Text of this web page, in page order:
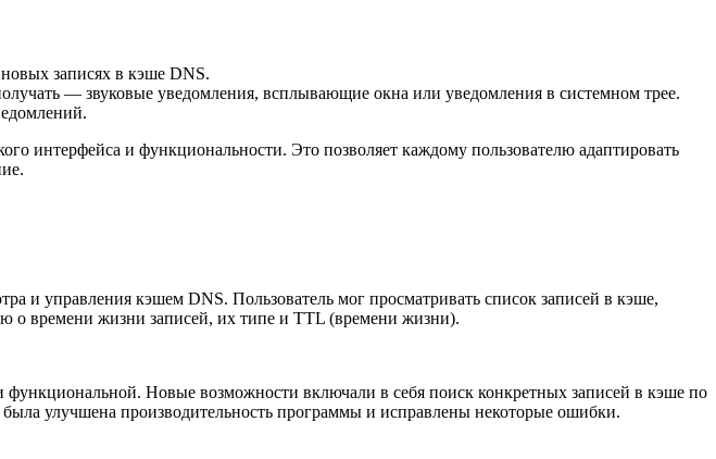
записях в кэше DNS.
— звуковые уведомления, всплывающие окна или уведомления в системном трее.
интерфейса и функциональности. Это позволяет каждому пользователю адаптировать
и управления кэшем DNS. Пользователь мог просматривать список записей в кэше,
о времени жизни записей, их типе и TTL (времени жизни).
Новые возможности включали в себя поиск конкретных записей в кэше по
улучшена производительность программы и исправлены некоторые ошибки.